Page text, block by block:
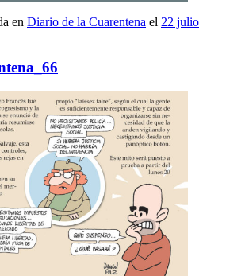
en Diario de la Cuarentena el 22 julio